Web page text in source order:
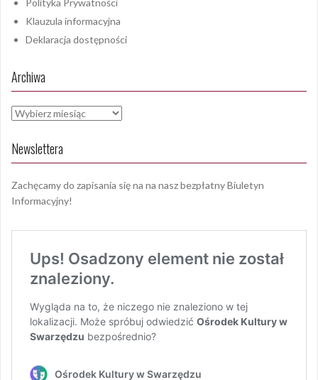
Klauzula informacyjna
Deklaracja dostępności
Archiwa
Archiwa
Newslettera
Zachęcamy do zapisania się na na nasz bezpłatny Biuletyn
Informacyjny!